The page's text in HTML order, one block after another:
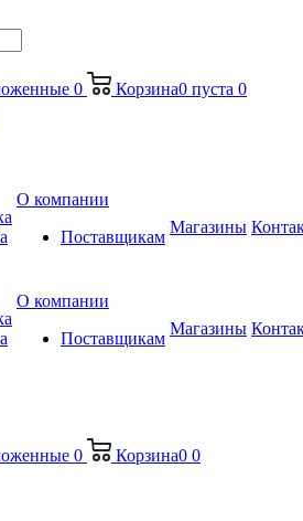
0 Корзина0 пуста 0
О компании
Поставщикам
Магазины
О компании
Поставщикам
Магазины
0 Корзина0 0